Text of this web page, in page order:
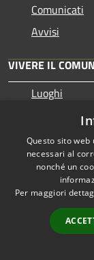
Comunicati
Avvisi
VIVERE IL
Luoghi
Accessibilità
Questo sito
necessari al
nonché un
Per maggiori